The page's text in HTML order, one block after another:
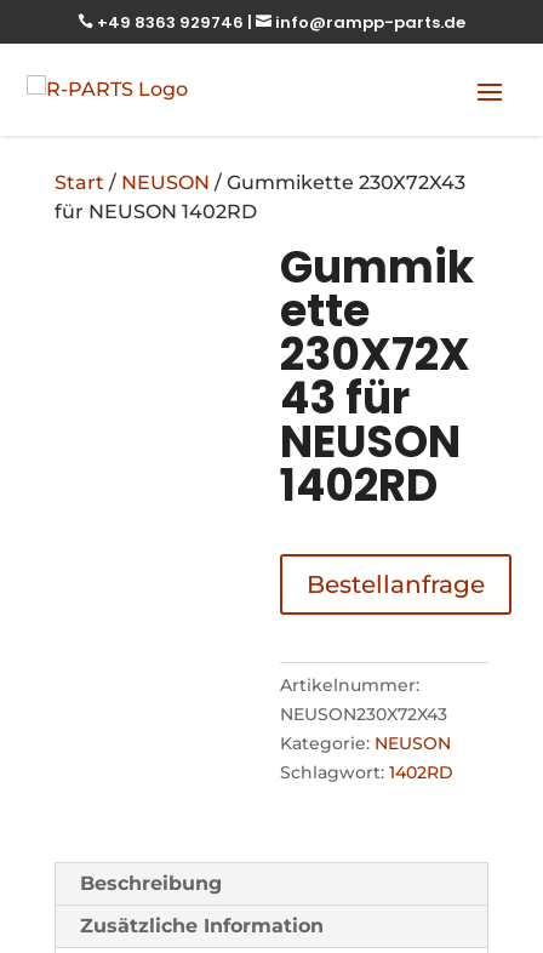
 +49 8363 929746 |  info@rampp-parts.de
Start / NEUSON / Gummikette 230X72X43
für NEUSON 1402RD
Gummik
ette
230X72X
43 für
NEUSON
1402RD
Bestellanfrage
Artikelnummer:
NEUSON230X72X43
Kategorie: NEUSON
Schlagwort:1402RD
Beschreibung
Zusätzliche Information